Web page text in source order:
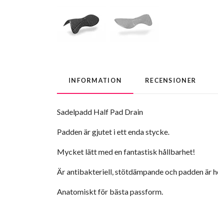
INFORMATION RECENSIONER
Sadelpadd Half Pad Drain
Padden är gjutet i ett enda stycke.
Mycket lätt med en fantastisk hållbarhet!
Är antibakteriell, stötdämpande och padden är
Anatomiskt för bästa passform.